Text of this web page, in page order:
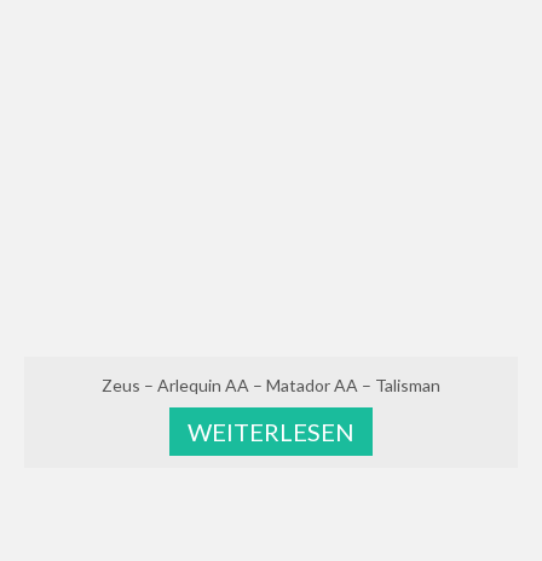
Zeus – Arlequin AA – Matador AA – Talisman
WEITERLESEN